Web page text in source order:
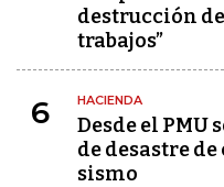
destrucción
trabajos”
6 HACIENDA
Desde el PMU
de desastre
sismo